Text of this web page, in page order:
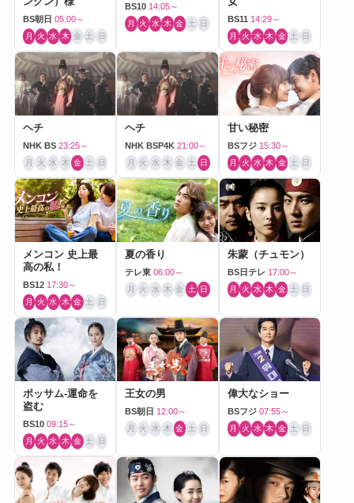
BS朝日 05:00～
月 火 水 木 金 土 日
BS10 14:05～
月 火 水 木 金 土 日 BS11 14:29～
月 火 水 木 金 土 日
ヘチ
NHK BS 23:25～
月 火 水 木 金 土 日
ヘチ
NHK BSP4K 21:00～
月 火 水 木 金 土 日
甘い秘密
BSフジ 15:30～
月 火 水 木 金 土 日
メンコン 史上最
高の私！
BS12 17:30～
月 火 水 木 金 土 日
夏の香り
テレ東 06:00～
月 火 水 木 金 土 日
朱蒙（チュモン）
BS日テレ 17:00～
月 火 水 木 金 土 日
ポッサム-運命を
盗む
BS10 09:15～
月 火 水 木 金 土 日
王女の男
BS朝日 12:00～
月 火 水 木 金 土 日
偉大なショー
BSフジ 07:55～
月 火 水 木 金 土 日